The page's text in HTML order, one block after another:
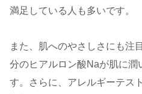
満足している人も多いです。
また、肌へのやさしさにも注
分のヒアルロン酸Naが肌に潤
す。さらに、アレルギーテス